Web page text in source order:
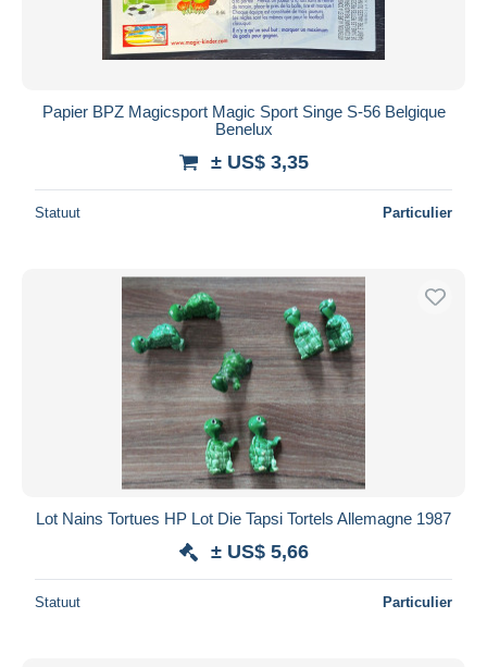
Papier BPZ Magicsport Magic Sport Singe S-56 Belgique
Benelux
± US$ 3,35
Statuut Particulier
Lot Nains Tortues HP Lot Die Tapsi Tortels Allemagne 1987
± US$ 5,66
Statuut Particulier